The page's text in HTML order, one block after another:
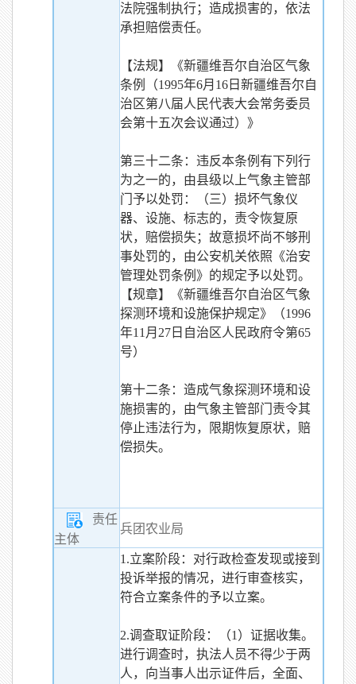
法院强制执行；造成损害的，依法
承担赔偿责任。
【法规】《新疆维吾尔自治区气象
条例（1995年6月16日新疆维吾尔自
治区第八届人民代表大会常务委员
会第十五次会议通过）》
第三十二条：违反本条例有下列行
为之一的，由县级以上气象主管部
门予以处罚：（三）损坏气象仪
器、设施、标志的，责令恢复原
状，赔偿损失；故意损坏尚不够刑
事处罚的，由公安机关依照《治安
管理处罚条例》的规定予以处罚。
【规章】《新疆维吾尔自治区气象
探测环境和设施保护规定》（1996
年11月27日自治区人民政府令第65
号）
第十二条：造成气象探测环境和设
施损害的，由气象主管部门责令其
停止违法行为，限期恢复原状，赔
偿损失。
责任
主体
兵团农业局
1.立案阶段：对行政检查发现或接到
投诉举报的情况，进行审查核实，
符合立案条件的予以立案。
2.调查取证阶段：（1）证据收集。
进行调查时，执法人员不得少于两
人，向当事人出示证件后，全面、